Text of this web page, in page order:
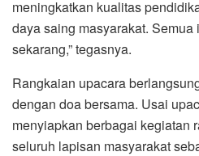
meningkatkan kualitas
daya saing masyarakat.
sekarang,” tegasnya.
Rangkaian upacara
dengan doa bersama. Usai
menyiapkan berbagai kegiatan
seluruh lapisan masyarakat